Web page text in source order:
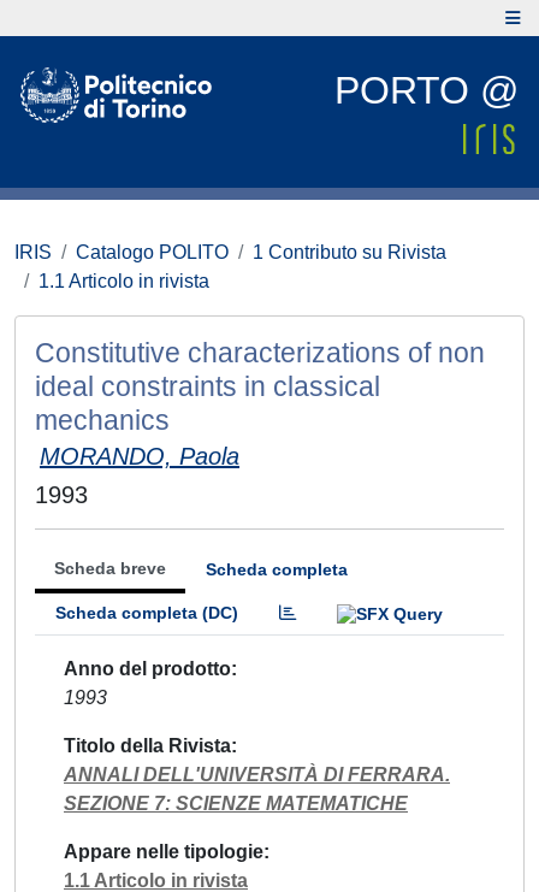
PORTO @
IRIS Catalogo POLITO
1 Contributo su Rivista
1.1 Articolo in rivista
Constitutive characterizations of non
ideal constraints in classical
mechanics
MORANDO, Paola
1993
Scheda breve Scheda completa
Scheda completa (DC)
Anno del prodotto
1993
Titolo della Rivista
ANNALI DELL'UNIVERSITÀ DI FERRARA.
SEZIONE 7: SCIENZE MATEMATICHE
Appare nelle tipologie
1.1 Articolo in rivista